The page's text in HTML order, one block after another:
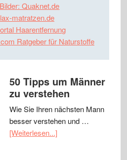
Quaknet.de
matratzen.de
Haarentfernung
Ratgeber für Naturstoffe
50 Tipps um Männer
zu verstehen
Wie Sie Ihren nächsten Mann
besser verstehen und …
[Weiterlesen...]